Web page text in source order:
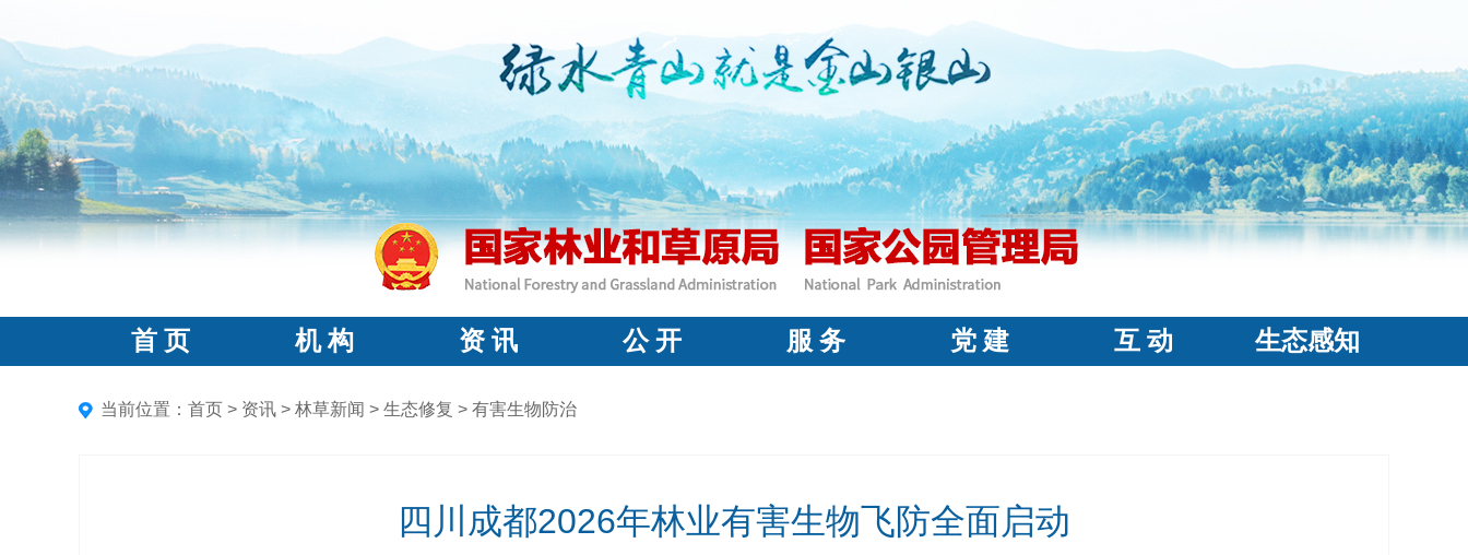
首 页 机 构 资 讯 公 开 服 务 党 建 互 动 生态感知
当前位置： 首页 > 资讯 > 林草新闻 > 生态修复 > 有害生物防治
四川成都2026年林业有害生物飞防全面启动